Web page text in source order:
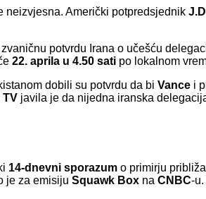
neizvjesna. Američki potpredsjednik
potvrdu Irana o učešću
22. aprila u 4.50 sati po lokalnom
dobili su potvrdu da bi Vance i
TV javila je da nijedna iranska
14-dnevni sporazum o primirju
je za emisiju Squawk Box na CNBC-